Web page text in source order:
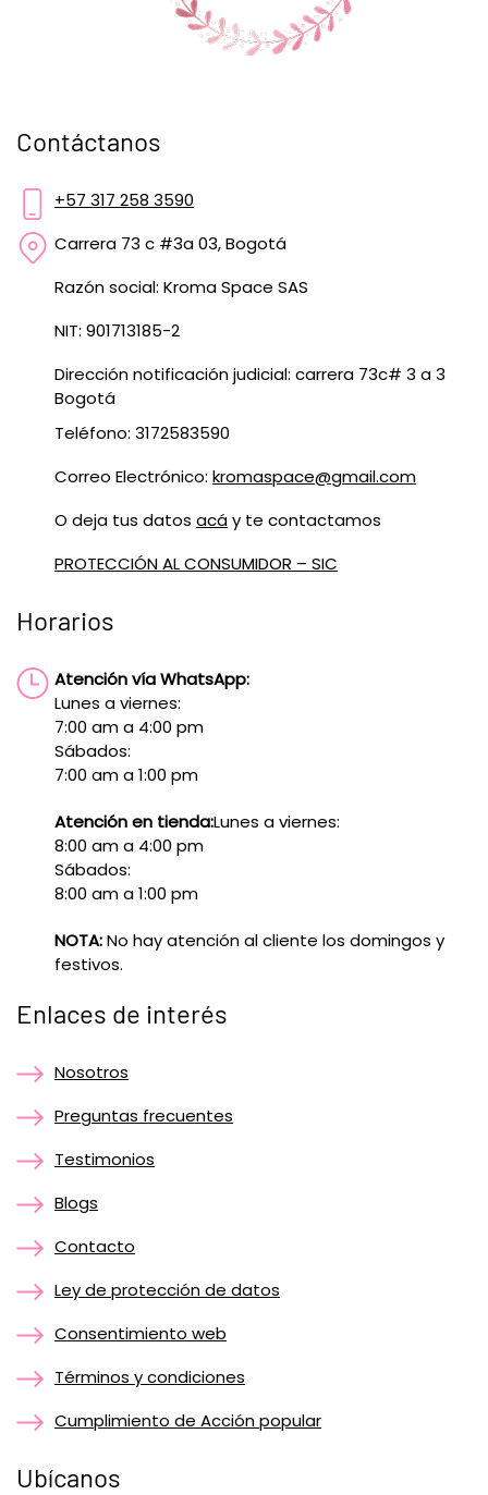
Contáctanos
+57 317 258 3590
Carrera 73 c #3a 03, Bogotá
Razón social: Kroma Space SAS
NIT: 901713185-2
Dirección notificación judicial: carrera 73c# 3 a 3
Bogotá
Teléfono: 3172583590
Correo Electrónico: kromaspace@gmail.com
O deja tus datos acáy te contactamos
PROTECCIÓN AL CONSUMIDOR – SIC
Horarios
Atención vía WhatsApp:
Lunes a viernes:
7:00 am a 4:00 pm
Sábados:
7:00 am a 1:00 pm
Atención en tienda:Lunes a viernes:
8:00 am a 4:00 pm
Sábados:
8:00 am a 1:00 pm
NOTA:No hay atención al cliente los domingos y
festivos.
Enlaces de interés
Nosotros
Preguntas frecuentes
Testimonios
Blogs
Contacto
Ley de protección de datos
Consentimiento web
Términos y condiciones
Cumplimiento de Acción popular
Ubícanos